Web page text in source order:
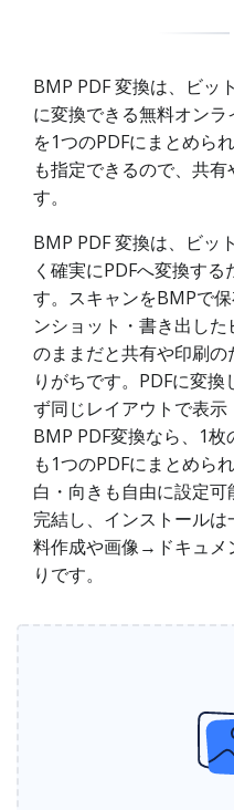
BMP PDF 変換は、ビッ
に変換できる無料オン
を1つのPDFにまとめら
も指定できるので、共
す。
BMP PDF 変換は、ビッ
く確実にPDFへ変換す
す。スキャンをBMPで
ンショット・書き出し
のままだと共有や印刷
りがちです。PDFに変
ず同じレイアウトで表
BMP PDF変換なら、1
も1つのPDFにまとめら
白・向きも自由に設定
完結し、インストール
料作成や画像→ドキュメ
りです。